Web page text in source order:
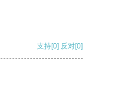
支持[0] 反对[0]